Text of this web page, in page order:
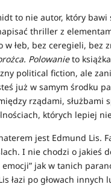
to nie autor, który bawi
thriller z
w łeb, bez ceregieli, bez
Polowanieto
political fiction, ale
już w samym środku
rządami, służbami
których lepiej
jest Edmund Lis.
I nie chodzi o jakieś
emocji” jak w tanich
łazi po głowach innych